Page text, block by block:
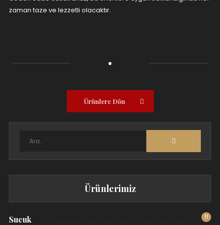
zaman taze ve lezzetli olacaktır.
Ürünlere Dön
Ürünlerimiz
Sucuk 11